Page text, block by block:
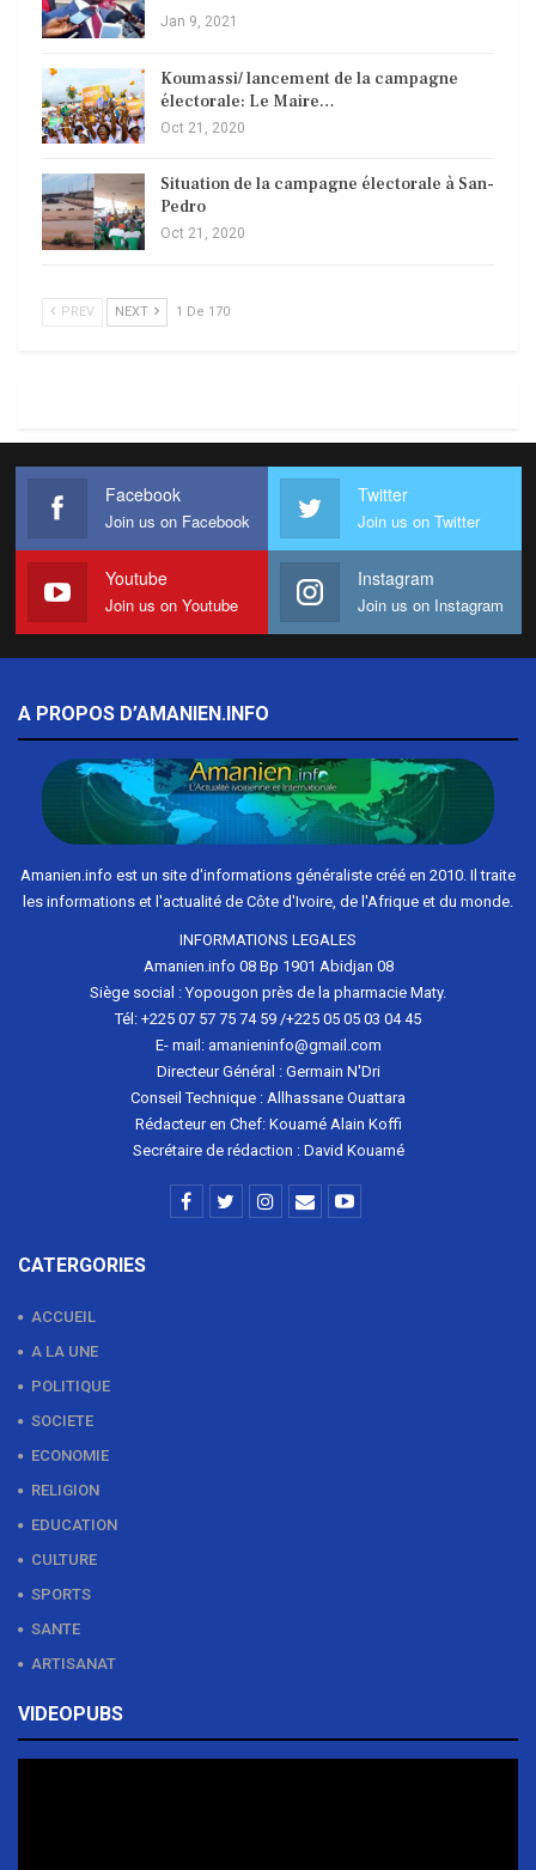
Jan 9, 2021
Koumassi/ lancement de la campagne
électorale: Le Maire…
Oct 21, 2020
Situation de la campagne électorale à San-
Pedro
Oct 21, 2020
PREV NEXT 1 De 170
Facebook
Join us on Facebook
Twitter
Join us on Twitter
Youtube
Join us on Youtube
Instagram
Join us on Instagram
A PROPOS D’AMANIEN.INFO
Amanien.info est un site d'informations généraliste créé en 2010. Il traite
les informations et l'actualité de Côte d'Ivoire, de l'Afrique et du monde.
INFORMATIONS LEGALES
Amanien.info 08 Bp 1901 Abidjan 08
Siège social : Yopougon près de la pharmacie Maty.
Tél: +225 07 57 75 74 59 /+225 05 05 03 04 45
E- mail: amanieninfo@gmail.com
Directeur Général : Germain N'Dri
Conseil Technique : Allhassane Ouattara
Rédacteur en Chef: Kouamé Alain Koffi
Secrétaire de rédaction : David Kouamé
CATERGORIES
ACCUEIL
A LA UNE
POLITIQUE
SOCIETE
ECONOMIE
RELIGION
EDUCATION
CULTURE
SPORTS
SANTE
ARTISANAT
VIDEOPUBS